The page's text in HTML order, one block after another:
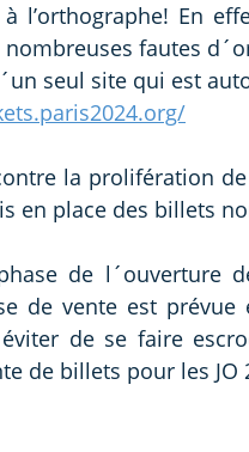
fautes
seul site qui est
la prolifération
en place des billets
de l´ouverture
de vente est
de se faire
de billets pour les JO